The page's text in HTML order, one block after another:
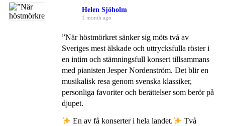
Helen Sjöholm
1 month ago
”När höstmörkret sänker sig möts två av
Sveriges mest älskade och uttrycksfulla röster i
en intim och stämningsfull konsert tillsammans
med pianisten Jesper Nordenström. Det blir en
musikalisk resa genom svenska klassiker,
personliga favoriter och berättelser som berör på
djupet.
En av få konserter i hela landet.
Två